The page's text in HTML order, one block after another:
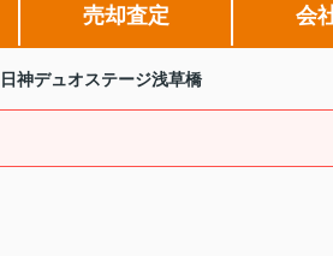
売却査定 会
日神デュオステージ浅草橋